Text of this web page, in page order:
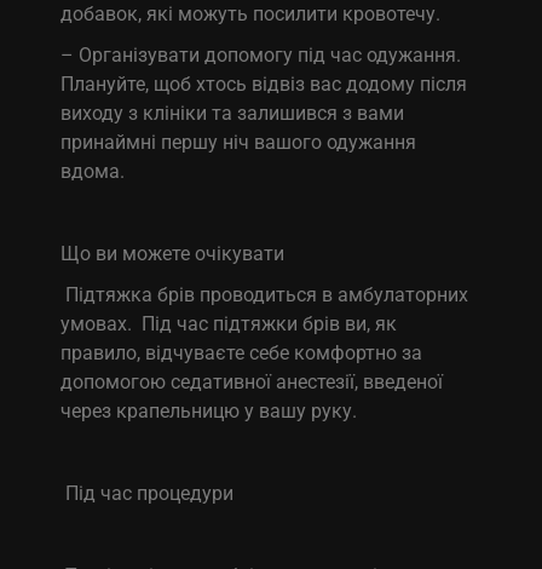
добавок, які можуть посилити кровотечу.
– Організувати допомогу під час одужання.
Плануйте, щоб хтось відвіз вас додому після
виходу з клініки та залишився з вами
принаймні першу ніч вашого одужання
вдома.
Що ви можете очікувати
Підтяжка брів проводиться в амбулаторних
умовах. Під час підтяжки брів ви, як
правило, відчуваєте себе комфортно за
допомогою седативної анестезії, введеної
через крапельницю у вашу руку.
Під час процедури